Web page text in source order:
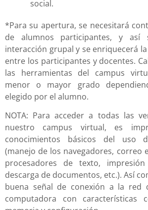
social.
*Para su apertura, se necesitará
de alumnos participantes, y así
interacción grupal y se enriquecerá
entre los participantes y docentes.
las herramientas del campus
menor o mayor grado
elegido por el alumno.
NOTA: Para acceder a todas las
nuestro campus virtual, es
conocimientos básicos del uso
(manejo de los navegadores, correo
procesadores de texto,
descarga de documentos, etc.). Así
buena señal de conexión a la red
computadora con características